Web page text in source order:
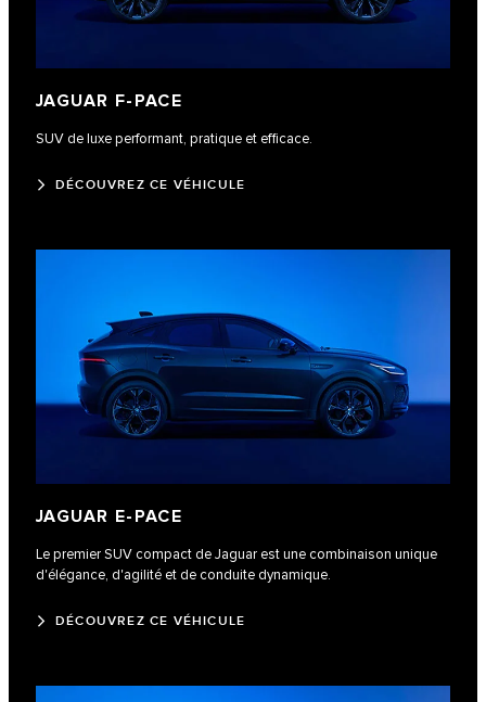
JAGUAR F‑PACE
SUV de luxe performant, pratique et efficace.
DÉCOUVREZ CE VÉHICULE
JAGUAR E‑PACE
Le premier SUV compact de Jaguar est une combinaison unique
d'élégance, d'agilité et de conduite dynamique.
DÉCOUVREZ CE VÉHICULE